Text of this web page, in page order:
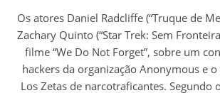
Os atores Daniel Radcliffe (“Truque de Mestre: O 2º Ato”) e
Zachary Quinto (“Star Trek: Sem
filme “We Do Not Forget”, sobre um
hackers da organização Anonymous e
Los Zetas de narcotraficantes. Segundo